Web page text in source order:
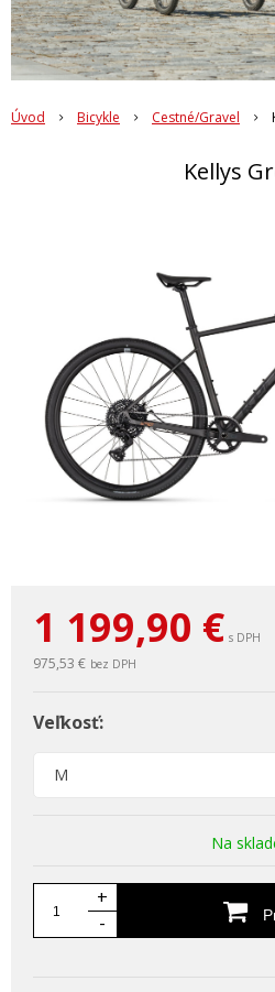
Úvod Bicykle Cestné/Gravel
Kellys
1 199,90 € s DPH
975,53 € bez DPH
Veľkosť:
M
Na
+
-